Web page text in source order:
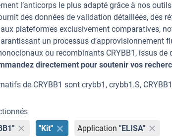
l’anticorps le plus adapté grâce à nos
des données de validation détaillées, des
plateformes exclusivement comparatives,
un processus d’approvisionnement
ou recombinants CRYBB1, issus de
directement pour soutenir vos
de CRYBB1 sont crybb1, crybb1.S,
"Kit" Application "ELISA"